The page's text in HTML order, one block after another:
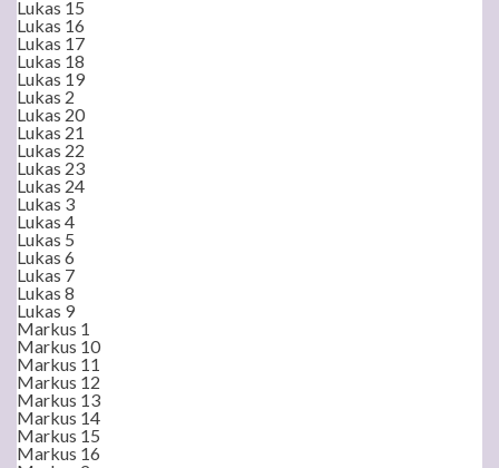
Lukas 15
Lukas 16
Lukas 17
Lukas 18
Lukas 19
Lukas 2
Lukas 20
Lukas 21
Lukas 22
Lukas 23
Lukas 24
Lukas 3
Lukas 4
Lukas 5
Lukas 6
Lukas 7
Lukas 8
Lukas 9
Markus 1
Markus 10
Markus 11
Markus 12
Markus 13
Markus 14
Markus 15
Markus 16